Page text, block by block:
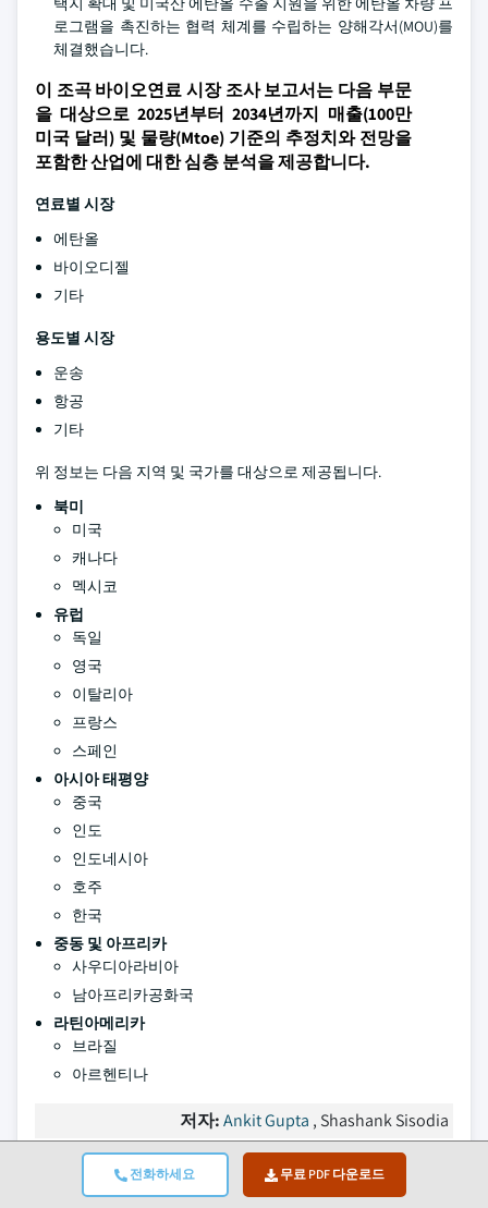
전화하세요 무료 PDF 다운로드
로그램을 촉진하는 협력 체계를 수립하는 양해각서(MOU)를
체결했습니다.
이 조곡 바이오연료 시장 조사 보고서는 다음 부문
을 대상으로 2025년부터 2034년까지 매출(100만
미국 달러) 및 물량(Mtoe) 기준의 추정치와 전망을
포함한 산업에 대한 심층 분석을 제공합니다.
연료별 시장
에탄올
바이오디젤
기타
용도별 시장
운송
항공
기타
위 정보는 다음 지역 및 국가를 대상으로 제공됩니다.
북미
미국
캐나다
멕시코
유럽
독일
영국
이탈리아
프랑스
스페인
아시아 태평양
중국
인도
인도네시아
호주
한국
중동 및 아프리카
사우디아라비아
남아프리카공화국
라틴아메리카
브라질
아르헨티나
저자:Ankit Gupta , Shashank Sisodia
자주 묻는 질문(FAQ):